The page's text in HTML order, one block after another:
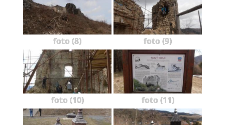
foto (8) foto (9)
foto (10) foto (11)